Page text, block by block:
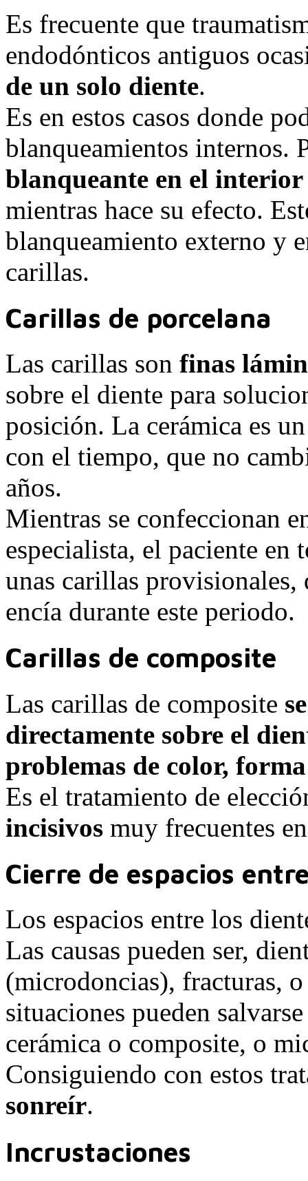
Es frecuente que
endodónticos antiguos
de un solo diente.
Es en estos casos donde
blanqueamientos internos.
blanqueante en el
mientras hace su efecto.
blanqueamiento externo y
carillas.
Carillas de porcelana
Las carillas son finas
sobre el diente para
posición. La cerámica es
con el tiempo, que no
años.
Mientras se confeccionan
especialista, el paciente en
unas carillas provisionales,
encía durante este periodo.
Carillas de composite
Las carillas de composite
directamente sobre el
problemas de color,
Es el tratamiento de
incisivos muy frecuentes
Cierre de espacios
Los espacios entre los
Las causas pueden ser,
(microdoncias), fracturas,
situaciones pueden
cerámica o composite, o
Consiguiendo con estos
sonreír.
Incrustaciones